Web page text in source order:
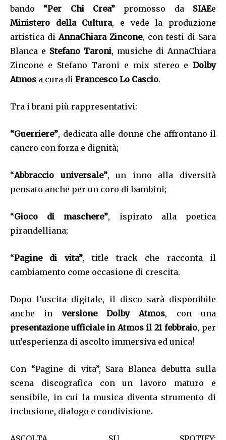
bando “Per Chi Crea” promosso da SIAEe
Ministero della Cultura, e vede la produzione
artistica diAnnaChiara Zincone, con testi di Sara
Blanca e Stefano Taroni, musiche di AnnaChiara
Zincone e Stefano Taroni e mix stereo e Dolby
Atmos a cura di Francesco Lo Cascio.
Tra i brani più rappresentativi:
“Guerriere”, dedicata alle donne che affrontano il
cancro con forza e dignità;
“Abbraccio universale”, un inno alla diversità
pensato anche per un coro di bambini;
“Gioco di maschere”, ispirato alla poetica
pirandelliana;
“Pagine di vita”, title track che racconta il
cambiamento come occasione di crescita.
Dopo l’uscita digitale, il disco sarà disponibile
anche in versione Dolby Atmos, con una
presentazione ufficiale in Atmos il 21 febbraio, per
un’esperienza di ascolto immersiva ed unica!
Con “Pagine di vita”, Sara Blanca debutta sulla
scena discografica con un lavoro maturo e
sensibile, in cui la musica diventa strumento di
inclusione, dialogo e condivisione.